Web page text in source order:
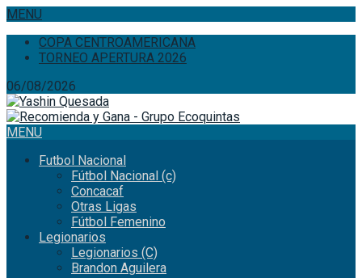
MENU
COPA CENTROAMERICANA
TORNEO APERTURA 2026
06/08/2026
MENU
Futbol Nacional
Fútbol Nacional (c)
Concacaf
Otras Ligas
Fútbol Femenino
Legionarios
Legionarios (C)
Brandon Aguilera